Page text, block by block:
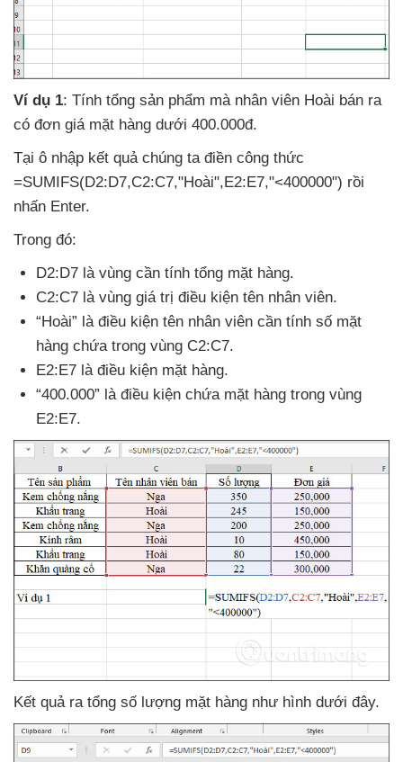
Ví dụ 1: Tính tổng sản phẩm mà nhân viên Hoài bán ra
có đơn giá mặt hàng dưới 400.000đ.
Tại ô nhập kết quả chúng ta điền công thức
=SUMIFS(D2:D7,C2:C7,"Hoài",E2:E7,"<400000") rồi
nhấn Enter.
Trong đó:
D2:D7 là vùng cần tính tổng mặt hàng.
C2:C7 là vùng giá trị điều kiện tên nhân viên.
“Hoài” là điều kiện tên nhân viên cần tính số mặt
hàng chứa trong vùng C2:C7.
E2:E7 là điều kiện mặt hàng.
“400.000” là điều kiện chứa mặt hàng trong vùng
E2:E7.
Kết quả ra tổng số lượng mặt hàng như hình dưới đây.